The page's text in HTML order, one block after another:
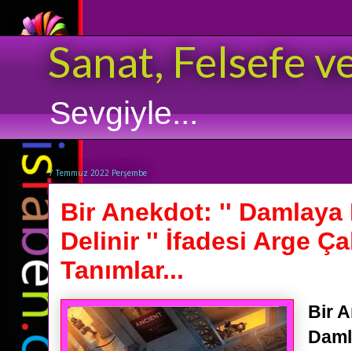
Sanat, Felsefe
Sevgiyle...
7 Temmuz 2022 Perşembe
Bir Anekdot: '' Damlaya
Delinir '' İfadesi Arge
Tanımlar...
Bir